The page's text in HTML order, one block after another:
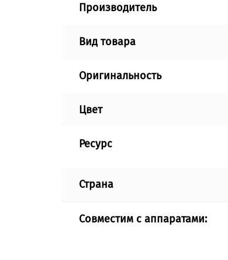
Производитель
Вид товара
Оригинальность
Цвет
Ресурс
Страна
Совместим с аппаратами: